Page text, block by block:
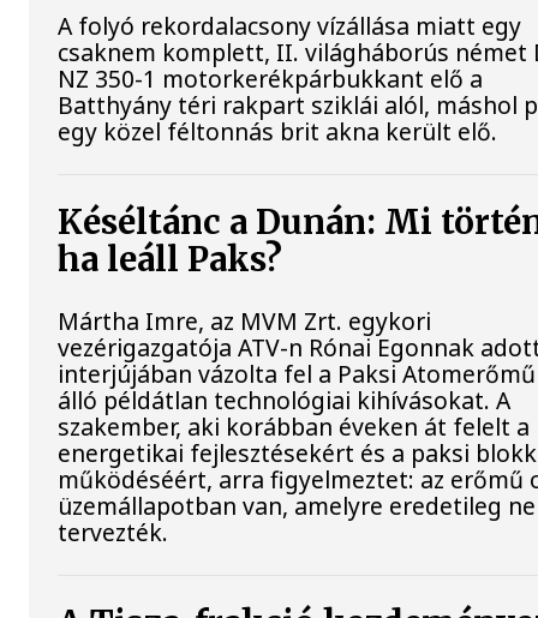
A folyó rekordalacsony vízállása miatt egy
csaknem komplett, II. világháborús német
NZ 350-1 motorkerékpárbukkant elő a
Batthyány téri rakpart sziklái alól, máshol
egy közel féltonnás brit akna került elő.
Késéltánc a Dunán: Mi
ha leáll Paks?
Mártha Imre, az MVM Zrt. egykori
vezérigazgatója ATV-n Rónai Egonnak
interjújában vázolta fel a Paksi
álló példátlan technológiai kihívásokat. A
szakember, aki korábban éveken át felelt a
energetikai fejlesztésekért és a paksi
működéséért, arra figyelmeztet: az erőmű
üzemállapotban van, amelyre eredetileg
tervezték.